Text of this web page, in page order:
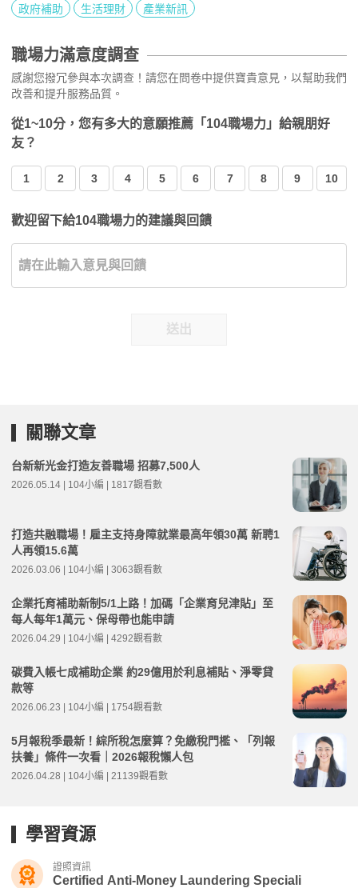
政府補助 生活理財 產業新訊
職場力滿意度調查
感謝您撥冗參與本次調查！請您在問卷中提供寶貴意見，以幫助我們
改善和提升服務品質。
從1~10分，您有多大的意願推薦「104職場力」給親朋好
友？
1 2 3 4 5 6 7 8 9 10
歡迎留下給104職場力的建議與回饋
送出
關聯文章
台新新光金打造友善職場 招募7,500人
2026.05.14 | 104小編 | 1817觀看數
打造共融職場！雇主支持身障就業最高年領30萬 新聘1
人再領15.6萬
2026.03.06 | 104小編 | 3063觀看數
企業托育補助新制5/1上路！加碼「企業育兒津貼」至
每人每年1萬元、保母帶也能申請
2026.04.29 | 104小編 | 4292觀看數
碳費入帳七成補助企業 約29億用於利息補貼、淨零貸
款等
2026.06.23 | 104小編 | 1754觀看數
5月報稅季最新！綜所稅怎麼算？免繳稅門檻、「列報
扶養」條件一次看｜2026報稅懶人包
2026.04.28 | 104小編 | 21139觀看數
學習資源
證照資訊
Certified Anti-Money Laundering Speciali